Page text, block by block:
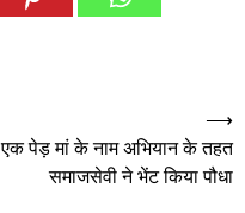
एक पेड़ मां के नाम अभियान के तहत
समाजसेवी ने भेंट किया पौधा
⟶